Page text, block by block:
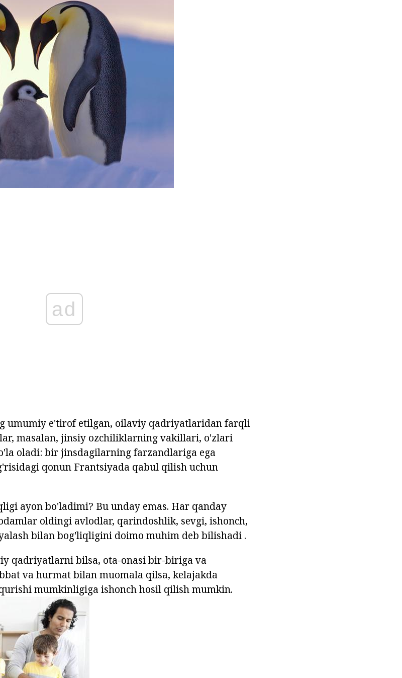
ad
umumiy e'tirof etilgan, oilaviy qadriyatlaridan farqli
masalan, jinsiy ozchiliklarning vakillari, o'zlari
oladi: bir jinsdagilarning farzandlariga ega
qonun Frantsiyada qabul qilish uchun
ayon bo'ladimi? Bu unday emas. Har qanday
oldingi avlodlar, qarindoshlik, sevgi, ishonch,
bilan bog'liqligini doimo muhim deb bilishadi .
qadriyatlarni bilsa, ota-onasi bir-biriga va
va hurmat bilan muomala qilsa, kelajakda
mumkinligiga ishonch hosil qilish mumkin.